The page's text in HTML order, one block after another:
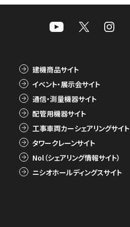
建機商品サイト
イベント・展示会サイト
通信・測量機器サイト
配管用機器サイト
工事車両カーシェアリングサイト
タワークレーンサイト
Nol（シェアリング情報サイト）
ニシオホールディングスサイト